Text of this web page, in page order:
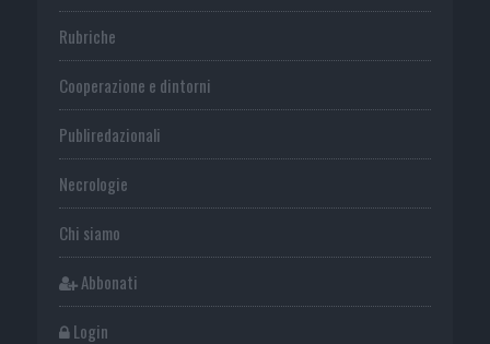
Rubriche
Cooperazione e dintorni
Publiredazionali
Necrologie
Chi siamo
Abbonati
Login